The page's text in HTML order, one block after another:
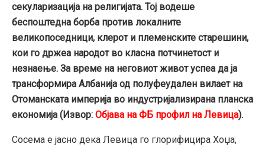
секуларизација на религијата. Тој водеше
беспоштедна борба против локалните
великопоседници, клерот и племенските старешини,
кои го држеа народот во класна потчинетост и
незнаење. За време на неговиот живот успеа да ја
трансформира Албанија од полуфеудален вилает на
Отоманската империја во индустријализирана планска
економија (Извор: Објава на ФБ профил на Левица).
Сосема е јасно дека Левица го глорифицира Хоџа,